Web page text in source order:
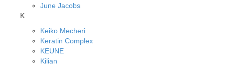
June Jacobs
K
Keiko Mecheri
Keratin Complex
KEUNE
Kilian